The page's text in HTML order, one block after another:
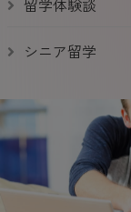
留学体験談
シニア留学